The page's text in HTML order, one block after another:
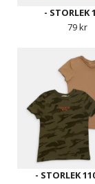
- STORLEK
79 kr
- STORLEK